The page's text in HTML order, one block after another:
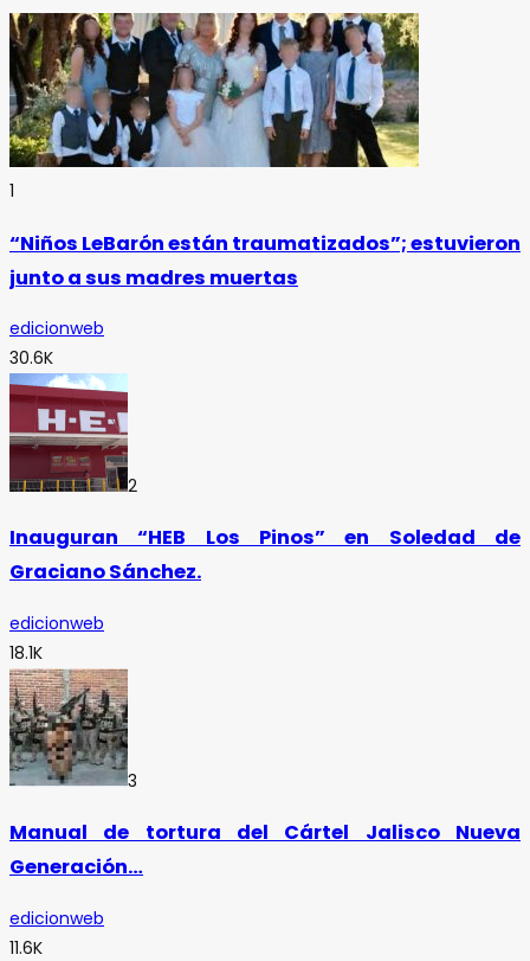
1
“Niños LeBarón están traumatizados”; estuvieron
junto a sus madres muertas
edicionweb
30.6K
2
Inauguran “HEB Los Pinos” en Soledad de
Graciano Sánchez.
edicionweb
18.1K
3
Manual de tortura del Cártel Jalisco Nueva
Generación…
edicionweb
11.6K